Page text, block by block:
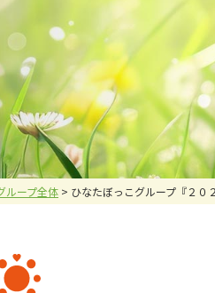
採用情報 会社案内
ループ全体 > ひなたぼっこグループ『２０